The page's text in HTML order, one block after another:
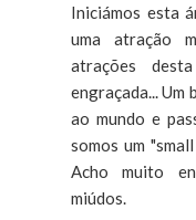
Iniciámos esta
uma atração
atrações
engraçada... Um
ao mundo e
somos um
Acho muito
miúdos.